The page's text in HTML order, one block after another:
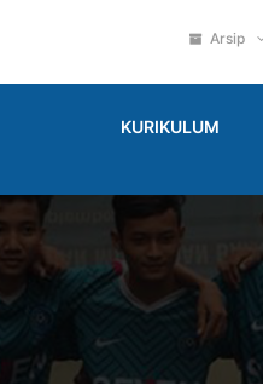
Arsip
KURIKULUM